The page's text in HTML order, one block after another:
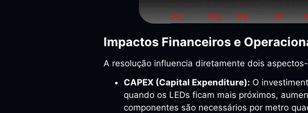
Impactos Financeiros e
A resolução influencia diretamente dois
CAPEX (Capital Expenditure): O
quando os LEDs ficam mais próximos,
componentes são necessários por metro